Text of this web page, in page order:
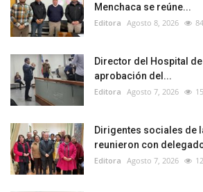
Menchaca se reúne...
Editora Agosto 8, 2026 84
Director del Hospital
aprobación del...
Editora Agosto 7, 2026
Dirigentes sociales de
reunieron con
Editora Agosto 7, 2026